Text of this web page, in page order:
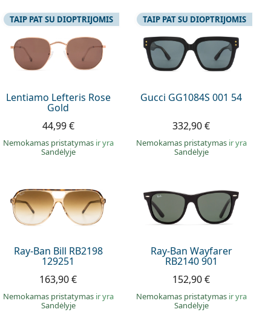
Lentiamo Lefteris Rose
Gold
TAIP PAT SU DIOPTRIJOMIS
44,99 €
Nemokamas pristatymas ir yra
Sandėlyje
Gucci GG1084S 001 54
TAIP PAT SU DIOPTRIJOMIS
332,90 €
Nemokamas pristatymas ir yra
Sandėlyje
Ray-Ban Bill RB2198
129251
163,90 €
Nemokamas pristatymas ir yra
Sandėlyje
Ray-Ban Wayfarer
RB2140 901
152,90 €
Nemokamas pristatymas ir yra
Sandėlyje